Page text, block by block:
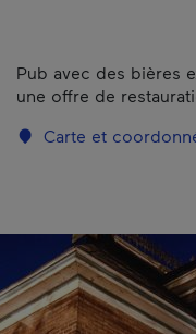
Pub avec des bières
une offre de
Carte et